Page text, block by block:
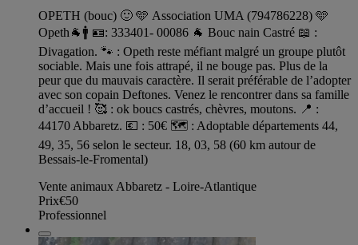
OPETH (bouc) 🙂 🩵 Association UMA (794786228) 🩵
Opeth🐐🚹 🪪: 333401- 00086 🐐 Bouc nain Castré 📖 :
Divagation. 🐾 : Opeth reste méfiant malgré un groupe plutôt
sociable. Mais une fois attrapé, il ne bouge pas. Plus de la
peur que du mauvais caractère. Il serait préférable de l’adopter
avec son copain Deftones. Venez le rencontrer dans sa famille
d’accueil ! 🥰 : ok boucs castrés, chèvres, moutons. 📍 :
44170 Abbaretz. 💶 : 50€ 🗺️ : Adoptable départements 44,
49, 35, 56 selon le secteur. 18, 03, 58 (60 km autour de
Bessais-le-Fromental)
Vente animaux Abbaretz - Loire-Atlantique
Prix€50
Professionnel